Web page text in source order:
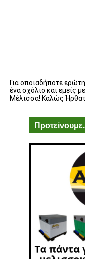
Για οποιαδήποτε
ένα σχόλιο και εμείς
Μέλισσα! Καλώς